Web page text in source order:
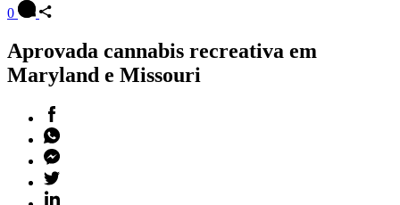
0
Aprovada cannabis recreativa em
Maryland e Missouri